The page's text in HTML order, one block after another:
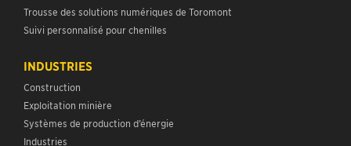
INDUSTRIES
Exploitation minière
Systèmes de production d’énergie
Industries
À PROPOS DE